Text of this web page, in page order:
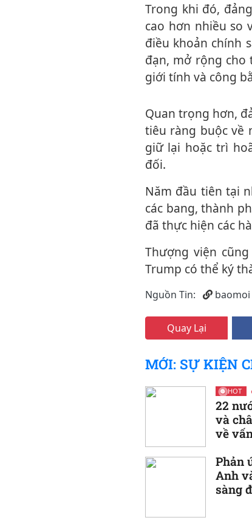
Trong khi đó, đảng Dân chủ phản bác rằng, họ đã có thể đàm phán mức chi tiêu
cao hơn nhiều so
điều khoản chính
đạn, mở rộng cho
giới tính và công
Quan trọng hơn, đảng Dân chủ cho biết, dự luật này cũng bao gồm các yêu cầu chi
tiêu ràng buộc về
giữ lại hoặc trì
đối.
Năm đầu tiên tại nhiệm của ông Trump đã phải đối mặt với hàng chục vụ kiện từ
các bang, thành
đã thực hiện các
Thượng viện cũng sẽ phải thông qua dự luật này trước khi Tổng thống Donald
Trump có thể ký
Nguồn Tin: baomoi
Quay Lại
MỚI: SỰ KIỆN
HOT
22
và
về
Phản
Anh
sàng